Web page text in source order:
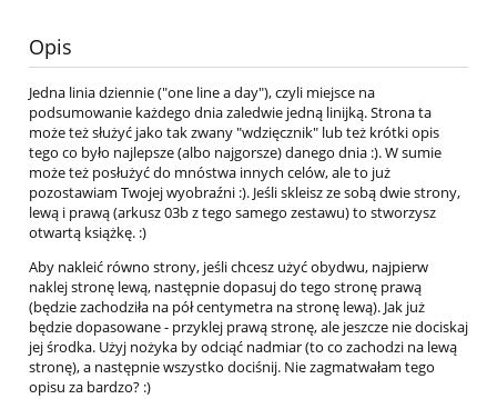
Opis
Jedna linia dziennie ("one line a day"), czyli miejsce na
podsumowanie każdego dnia zaledwie jedną linijką. Strona ta
może też służyć jako tak zwany "wdzięcznik" lub też krótki opis
tego co było najlepsze (albo najgorsze) danego dnia :). W sumie
może też posłużyć do mnóstwa innych celów, ale to już
pozostawiam Twojej wyobraźni :). Jeśli skleisz ze sobą dwie strony,
lewą i prawą (arkusz 03b z tego samego zestawu) to stworzysz
otwartą książkę. :)
Aby nakleić równo strony, jeśli chcesz użyć obydwu, najpierw
naklej stronę lewą, następnie dopasuj do tego stronę prawą
(będzie zachodziła na pół centymetra na stronę lewą). Jak już
będzie dopasowane - przyklej prawą stronę, ale jeszcze nie dociskaj
jej środka. Użyj nożyka by odciąć nadmiar (to co zachodzi na lewą
stronę), a następnie wszystko dociśnij. Nie zagmatwałam tego
opisu za bardzo? :)